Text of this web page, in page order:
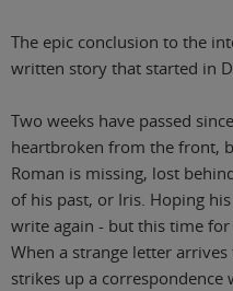
The epic conclusion to the
written story that started in
Two weeks have passed
heartbroken from the front,
Roman is missing, lost
of his past, or Iris. Hoping
write again - but this time for
When a strange letter
strikes up a correspondence